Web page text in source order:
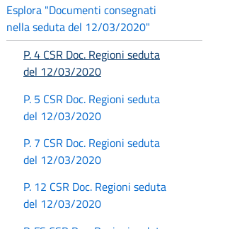
Esplora "Documenti consegnati
nella seduta del 12/03/2020"
P. 4 CSR Doc. Regioni seduta
del 12/03/2020
P. 5 CSR Doc. Regioni seduta
del 12/03/2020
P. 7 CSR Doc. Regioni seduta
del 12/03/2020
P. 12 CSR Doc. Regioni seduta
del 12/03/2020